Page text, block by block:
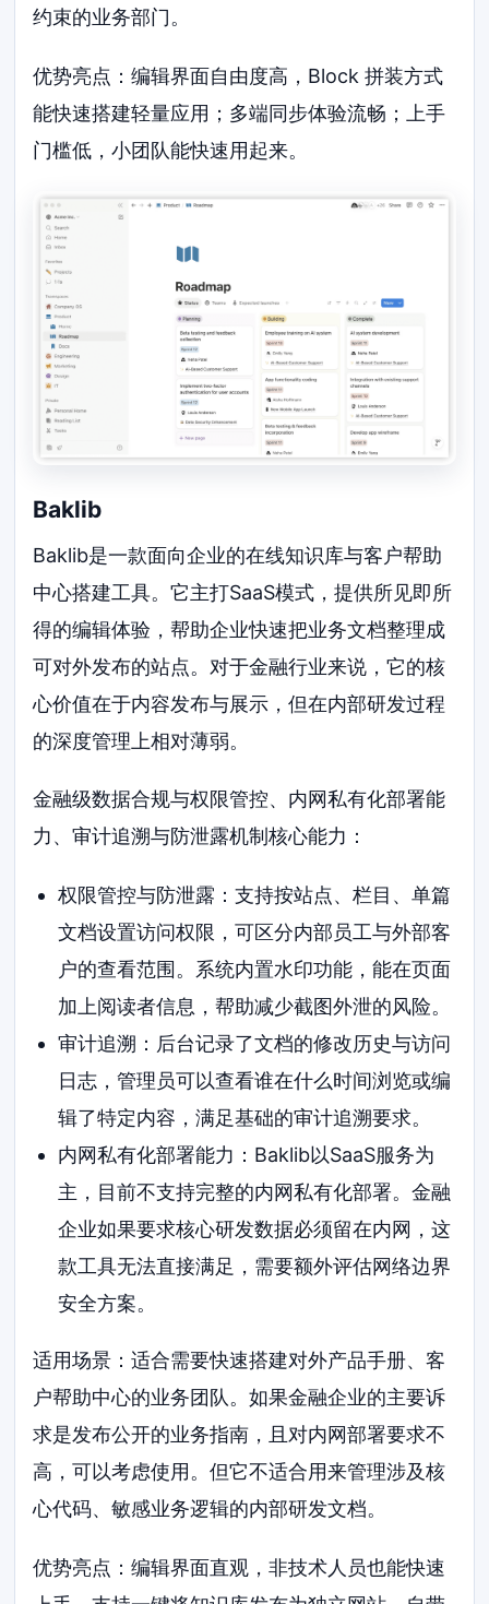
约束的业务部门。
优势亮点：编辑界面自由度高，Block 拼装方式
能快速搭建轻量应用；多端同步体验流畅；上手
门槛低，小团队能快速用起来。
Baklib
Baklib是一款面向企业的在线知识库与客户帮助
中心搭建工具。它主打SaaS模式，提供所见即所
得的编辑体验，帮助企业快速把业务文档整理成
可对外发布的站点。对于金融行业来说，它的核
心价值在于内容发布与展示，但在内部研发过程
的深度管理上相对薄弱。
金融级数据合规与权限管控、内网私有化部署能
力、审计追溯与防泄露机制核心能力：
权限管控与防泄露：支持按站点、栏目、单篇
文档设置访问权限，可区分内部员工与外部客
户的查看范围。系统内置水印功能，能在页面
加上阅读者信息，帮助减少截图外泄的风险。
审计追溯：后台记录了文档的修改历史与访问
日志，管理员可以查看谁在什么时间浏览或编
辑了特定内容，满足基础的审计追溯要求。
内网私有化部署能力：Baklib以SaaS服务为
主，目前不支持完整的内网私有化部署。金融
企业如果要求核心研发数据必须留在内网，这
款工具无法直接满足，需要额外评估网络边界
安全方案。
适用场景：适合需要快速搭建对外产品手册、客
户帮助中心的业务团队。如果金融企业的主要诉
求是发布公开的业务指南，且对内网部署要求不
高，可以考虑使用。但它不适合用来管理涉及核
心代码、敏感业务逻辑的内部研发文档。
优势亮点：编辑界面直观，非技术人员也能快速